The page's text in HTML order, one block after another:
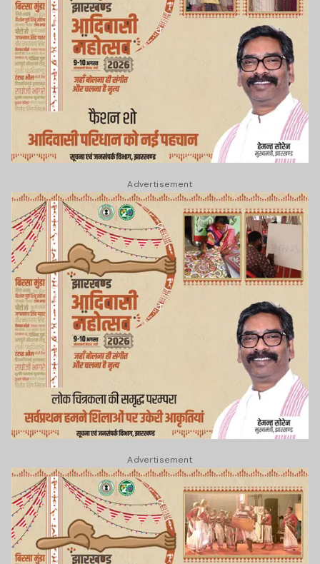
Advertisement
Advertisement